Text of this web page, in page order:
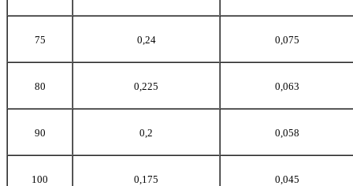
75 0,24 0,075
80 0,225 0,063
90 0,2 0,058
100 0,175 0,045